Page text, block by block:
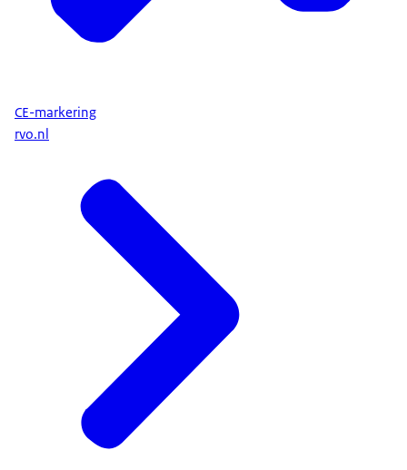
CE-markering
rvo.nl